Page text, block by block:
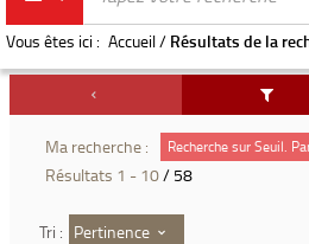
Vous êtes ici : Accueil/ Résultats de la
Ma recherche : Recherche sur Seuil.
Résultats 1 - 10/ 58
Tri : Pertinence